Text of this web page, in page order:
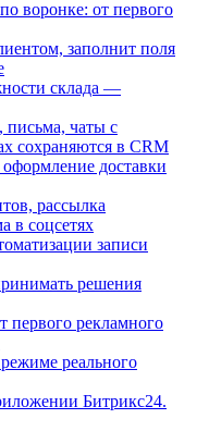
воронке: от первого
заполнит поля
склада —
письма, чаты с
сохраняются в CRM
доставки
рассылка
в соцсетях
записи
решения
первого рекламного
реального
Битрикс24.